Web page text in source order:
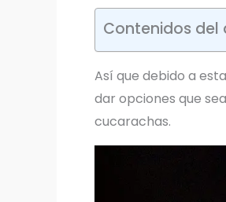
Contenidos del
Así que debido a
dar opciones que
cucarachas.